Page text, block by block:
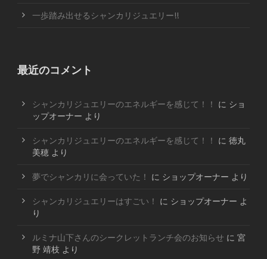
一歩踏み出せるシャンカリジュエリー!!
最近のコメント
シャンカリジュエリーのエネルギーを感じて！！ に ショ
ップオーナー より
シャンカリジュエリーのエネルギーを感じて！！ に 徳丸
美穂 より
夢でシャンカリに会っていた！ に ショップオーナー より
シャンカリジュエリーはすごい！ に ショップオーナー よ
り
ルミナ山下さんのシークレットランチ会のお知らせ に 宮
野 靖枝 より